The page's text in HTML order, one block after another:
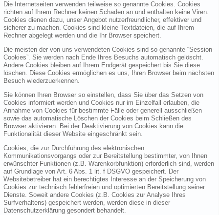
Die Internetseiten verwenden teilweise so genannte Cookies. Cookies
richten auf Ihrem Rechner keinen Schaden an und enthalten keine Viren.
Cookies dienen dazu, unser Angebot nutzerfreundlicher, effektiver und
sicherer zu machen. Cookies sind kleine Textdateien, die auf Ihrem
Rechner abgelegt werden und die Ihr Browser speichert.
Die meisten der von uns verwendeten Cookies sind so genannte “Session-
Cookies”. Sie werden nach Ende Ihres Besuchs automatisch gelöscht.
Andere Cookies bleiben auf Ihrem Endgerät gespeichert bis Sie diese
löschen. Diese Cookies ermöglichen es uns, Ihren Browser beim nächsten
Besuch wiederzuerkennen.
Sie können Ihren Browser so einstellen, dass Sie über das Setzen von
Cookies informiert werden und Cookies nur im Einzelfall erlauben, die
Annahme von Cookies für bestimmte Fälle oder generell ausschließen
sowie das automatische Löschen der Cookies beim Schließen des
Browser aktivieren. Bei der Deaktivierung von Cookies kann die
Funktionalität dieser Website eingeschränkt sein.
Cookies, die zur Durchführung des elektronischen
Kommunikationsvorgangs oder zur Bereitstellung bestimmter, von Ihnen
erwünschter Funktionen (z.B. Warenkorbfunktion) erforderlich sind, werden
auf Grundlage von Art. 6 Abs. 1 lit. f DSGVO gespeichert. Der
Websitebetreiber hat ein berechtigtes Interesse an der Speicherung von
Cookies zur technisch fehlerfreien und optimierten Bereitstellung seiner
Dienste. Soweit andere Cookies (z.B. Cookies zur Analyse Ihres
Surfverhaltens) gespeichert werden, werden diese in dieser
Datenschutzerklärung gesondert behandelt.